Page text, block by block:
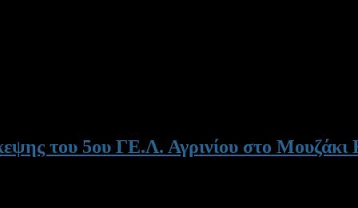
του 5ου ΓΕ.Λ. Αγρινίου στο Μουζάκι